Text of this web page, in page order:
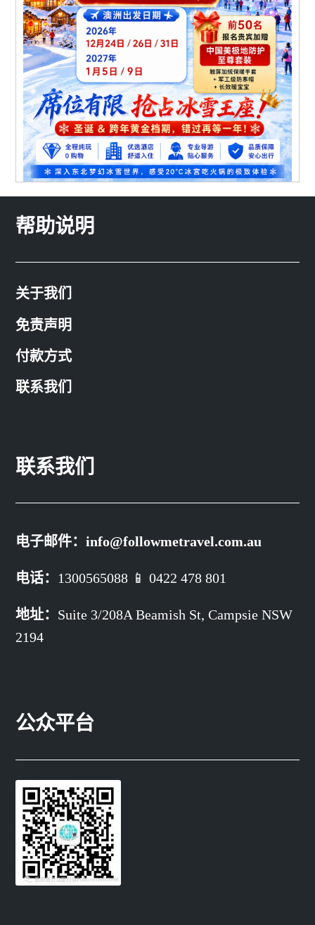
帮助说明
关于我们
免责声明
付款方式
联系我们
联系我们
电子邮件：info@followmetravel.com.au
电话： 1300565088 📱 0422 478 801
地址： Suite 3/208A Beamish St,Campsie NSW
2194
公众平台